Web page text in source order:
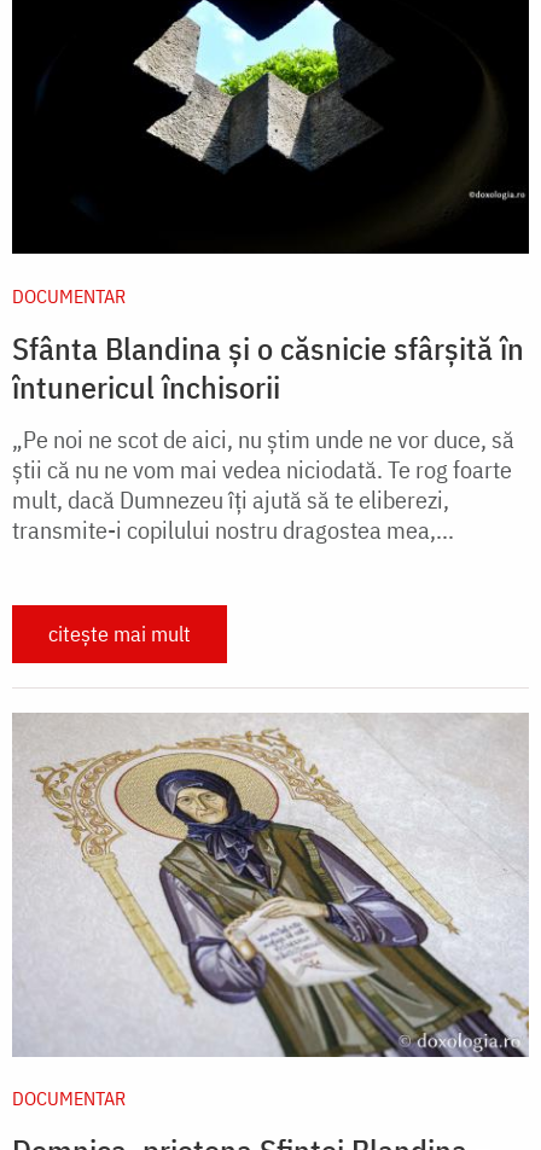
DOCUMENTAR
Sfânta Blandina și o căsnicie sfârșită în
întunericul închisorii
„Pe noi ne scot de aici, nu ştim unde ne vor duce, să
ştii că nu ne vom mai vedea niciodată. Te rog foarte
mult, dacă Dumnezeu îţi ajută să te eliberezi,
transmite-i copilului nostru dragostea mea,...
citește mai mult
DOCUMENTAR